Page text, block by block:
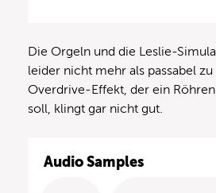
Die Orgeln und die Leslie-
leider nicht mehr als passabel
Overdrive-Effekt, der ein
soll, klingt gar nicht gut.
Audio Samples